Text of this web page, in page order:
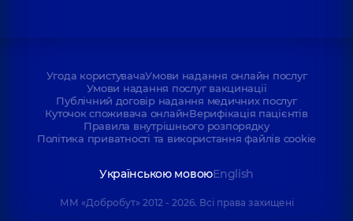
Угода користувачаУмови надання онлайн послуг
Умови надання послуг вакцинації
Публічний договір надання медичних послуг
Куточок споживача онлайнВерифікація пацієнтів
Правила внутрішнього розпорядку
Політика приватності та використання файлів cookie
Українською мовоюEnglish
ММ «Добробут» 2012 - 2026. Всі права захищені